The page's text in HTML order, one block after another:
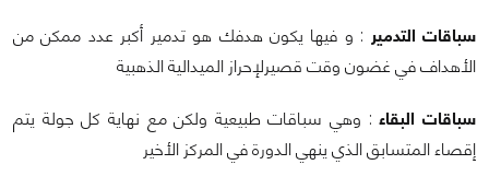
سباقات التدمير : و فيها يكون هدفك هو تدمير أكبر عدد ممكن من
الأهداف في غضون وقت قصيرلإحراز الميدالية الذهبية
سباقات البقاء: وهي سباقات طبيعية ولكن مع نهاية كل جولة يتم
إقصاء المتسابق الذي ينهي الدورة في المركز الأخير